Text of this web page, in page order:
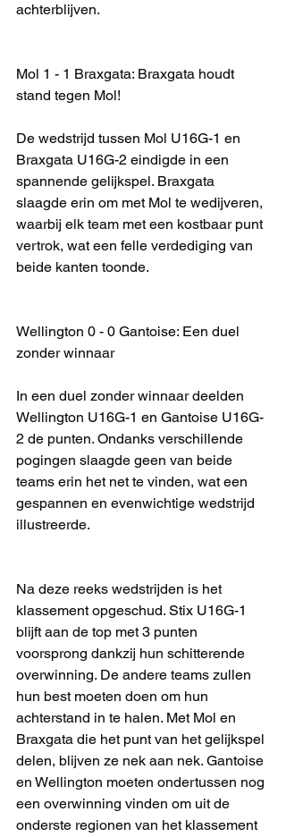
achterblijven.
Mol 1 - 1 Braxgata: Braxgata houdt
stand tegen Mol!
De wedstrijd tussen Mol U16G-1 en
Braxgata U16G-2 eindigde in een
spannende gelijkspel. Braxgata
slaagde erin om met Mol te wedijveren,
waarbij elk team met een kostbaar punt
vertrok, wat een felle verdediging van
beide kanten toonde.
Wellington 0 - 0 Gantoise: Een duel
zonder winnaar
In een duel zonder winnaar deelden
Wellington U16G-1 en Gantoise U16G-
2 de punten. Ondanks verschillende
pogingen slaagde geen van beide
teams erin het net te vinden, wat een
gespannen en evenwichtige wedstrijd
illustreerde.
Na deze reeks wedstrijden is het
klassement opgeschud. Stix U16G-1
blijft aan de top met 3 punten
voorsprong dankzij hun schitterende
overwinning. De andere teams zullen
hun best moeten doen om hun
achterstand in te halen. Met Mol en
Braxgata die het punt van het gelijkspel
delen, blijven ze nek aan nek. Gantoise
en Wellington moeten ondertussen nog
een overwinning vinden om uit de
onderste regionen van het klassement